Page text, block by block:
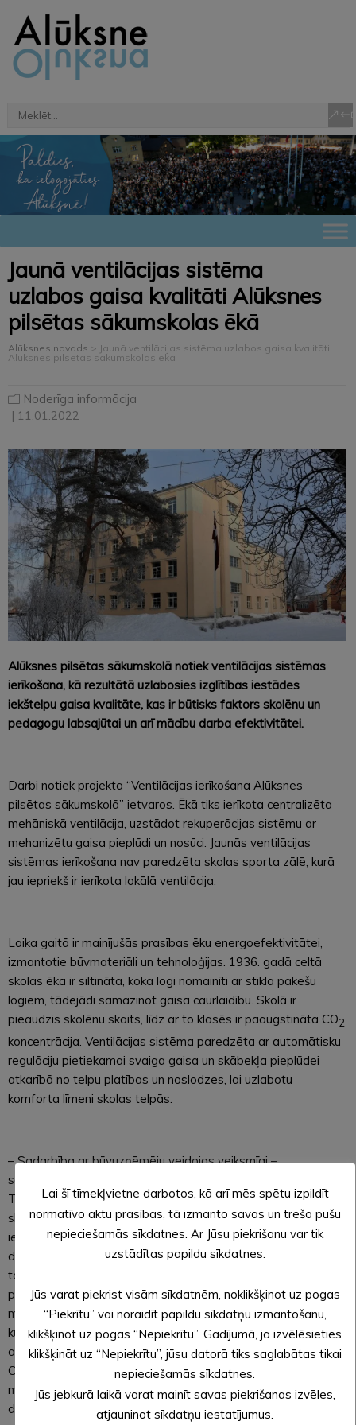
Jaunā ventilācijas sistēma
uzlabos gaisa kvalitāti Alūksnes
pilsētas sākumskolas ēkā
Alūksnes novads > Jaunā ventilācijas sistēma uzlabos gaisa kvalitāti
Alūksnes pilsētas sākumskolas ēkā
Noderīga informācija
| 11.01.2022
Alūksnes pilsētas sākumskolā notiek ventilācijas sistēmas
ierīkošana, kā rezultātā uzlabosies izglītības iestādes
iekštelpu gaisa kvalitāte, kas ir būtisks faktors skolēnu un
pedagogu labsajūtai un arī mācību darba efektivitātei.
Darbi notiek projekta “Ventilācijas ierīkošana Alūksnes
pilsētas sākumskolā” ietvaros. Ēkā tiks ierīkota centralizēta
mehāniskā ventilācija, uzstādot rekuperācijas sistēmu ar
mehanizētu gaisa pieplūdi un nosūci. Jaunās ventilācijas
sistēmas ierīkošana nav paredzēta skolas sporta zālē, kurā
jau iepriekš ir ierīkota lokālā ventilācija.
Laika gaitā ir mainījušās prasības ēku energoefektivitātei,
izmantotie būvmateriāli un tehnoloģijas. 1936. gadā celtā
skolas ēka ir siltināta, koka logi nomainīti ar stikla pakešu
logiem, tādejādi samazinot gaisa caurlaidību. Skolā ir
pieaudzis skolēnu skaits, līdz ar to klasēs ir paaugstināta CO2
koncentrācija. Ventilācijas sistēma paredzēta ar automātisku
regulāciju pietiekamai svaiga gaisa un skābekļa pieplūdei
atkarībā no telpu platības un noslodzes, lai uzlabotu
komforta līmeni skolas telpās.
– Sadarbība ar būvuzņēmēju veidojas veiksmīgi –
saskaņojam darbu organizāciju ar skolas mācību darba ritmu.
Tādēļ intensīvs darbs notika Ziemassvētku brīvlaikā, kad
skolā neatradās skolēni un būvnieki varēja strādāt bez
ierobežojumiem, tāpat arī pavasara brīvlaikā plānots paveikt
darbus, kuru veikšanai būvniekiem nepieciešamas brīvas
telpas. Esam arī vienojušies, ka trokšņainākie darbi tiek veikti
pēc mācību stundām. Pašlaik būvdarbi tiešā veidā maz skar
mācību procesu – būvnieki strādā tikai divās klašu telpās, no
kurām vienai mācību procesa norise ir pārcelta uz sporta zāli,
otrai – uz skolas bibliotēku. Sporta stundas notiek laukā.
Ceram uz raitu darbu gaitu, jo svarīga ir ikviena pilnvērtīga
mācību diena, – saka Alūksnes pilsētas sākumskolas
direktore Uva Grencione-Lapseniete.
Lai šī tīmekļvietne darbotos, kā arī mēs spētu izpildīt
normatīvo aktu prasības, tā izmanto savas un trešo pušu
nepieciešamās sīkdatnes. Ar Jūsu piekrišanu var tik
uzstādītas papildu sīkdatnes.
Jūs varat piekrist visām sīkdatnēm, noklikšķinot uz pogas
“Piekrītu” vai noraidīt papildu sīkdatņu izmantošanu,
klikšķinot uz pogas “Nepiekrītu”. Gadījumā, ja izvēlēsieties
klikšķināt uz “Nepiekrītu”, jūsu datorā tiks saglabātas tikai
nepieciešamās sīkdatnes.
Jūs jebkurā laikā varat mainīt savas piekrišanas izvēles,
atjauninot sīkdatņu iestatījumus.